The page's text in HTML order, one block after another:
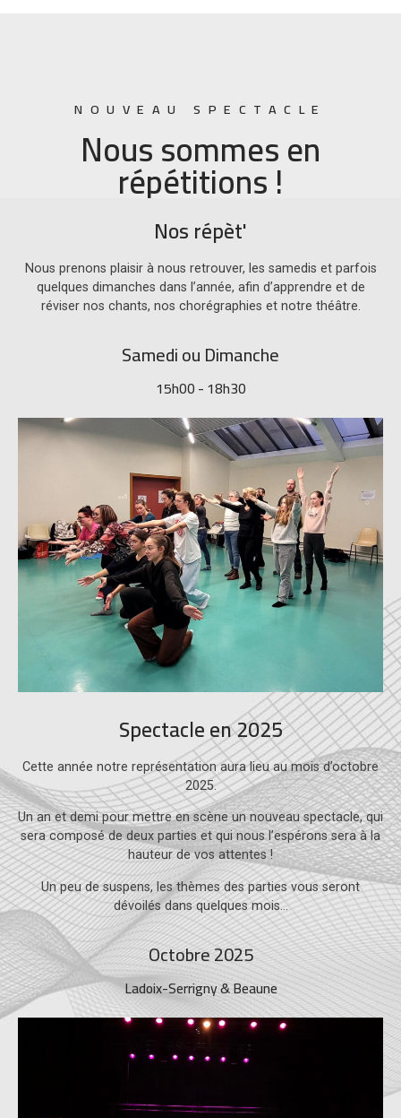
NOUVEAU SPECTACLE
Nous sommes en
répétitions !
Nos répèt'
Nous prenons plaisir à nous retrouver, les samedis et parfois
quelques dimanches dans l’année, afin d’apprendre et de
réviser nos chants, nos chorégraphies et notre théâtre.
Samedi ou Dimanche
15h00 - 18h30
Spectacle en 2025
Cette année notre représentation aura lieu au mois d’octobre
2025.
Un an et demi pour mettre en scène un nouveau spectacle, qui
sera composé de deux parties et qui nous l’espérons sera à la
hauteur de vos attentes !
Un peu de suspens, les thèmes des parties vous seront
dévoilés dans quelques mois…
Octobre 2025
Ladoix-Serrigny & Beaune